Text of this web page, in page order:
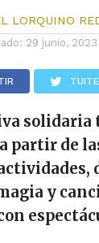
LORQUINO
29 junio, 2023
solidaria
partir de
y